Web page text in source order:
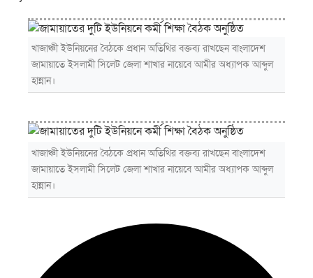
খাজাঞ্চী ইউনিয়নের বৈঠকে প্রধান অতিথির বক্তব্য রাখছেন বাংলাদেশ
জামায়াতে ইসলামী সিলেট জেলা শাখার নায়েবে আমীর অধ্যাপক আব্দুল
হান্নান।
খাজাঞ্চী ইউনিয়নের বৈঠকে প্রধান অতিথির বক্তব্য রাখছেন বাংলাদেশ
জামায়াতে ইসলামী সিলেট জেলা শাখার নায়েবে আমীর অধ্যাপক আব্দুল
হান্নান।